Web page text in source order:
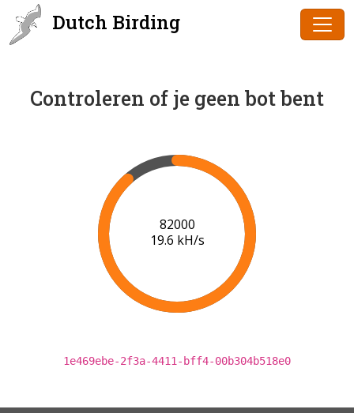
Dutch Birding
Controleren of je geen bot bent
84000
19.7 kH/s
1e469ebe-2f3a-4411-bff4-00b304b518e0